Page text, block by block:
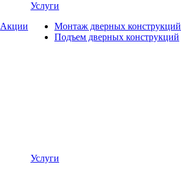
Акции
Услуги
Монтаж дверных конструкций
Подъем дверных конструкций
Услуги